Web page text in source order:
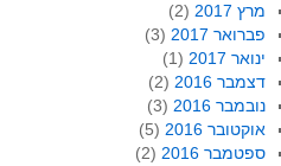
מרץ 2017
(2)
פברואר 2017
(3)
ינואר 2017
(1)
דצמבר 2016
(2)
נובמבר 2016
(3)
אוקטובר 2016
(5)
ספטמבר 2016
(2)